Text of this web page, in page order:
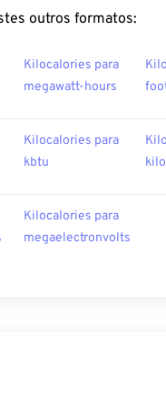
outros formatos:
Kilocalories para
megawatt-hours
Kilocalories para
kbtu
Kilocalories para
megaelectronvolts